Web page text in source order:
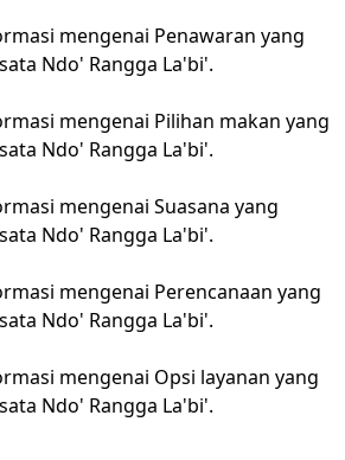
mengenai Penawaran yang
Ndo' Rangga La'bi'.
mengenai Pilihan makan yang
Ndo' Rangga La'bi'.
mengenai Suasana yang
Ndo' Rangga La'bi'.
mengenai Perencanaan yang
Ndo' Rangga La'bi'.
mengenai Opsi layanan yang
Ndo' Rangga La'bi'.